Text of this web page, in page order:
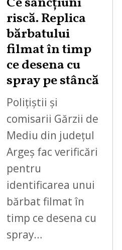
riscă. Replica
bărbatului
filmat în timp
ce desena cu
spray pe stâncă
Polițiștii și
comisarii Gărzii de
Mediu din județul
Argeș fac verificări
pentru
identificarea unui
bărbat filmat în
timp ce desena cu
spray…